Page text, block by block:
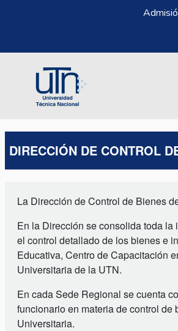
Menú
DIRECCIÓN DE CONTROL
La Dirección de Control de Bienes
En la Dirección se consolida toda
el control detallado de los bienes e
Educativa, Centro de Capacitación
Universitaria de la UTN.
En cada Sede Regional se cuenta
funcionario en materia de control
Universitaria.